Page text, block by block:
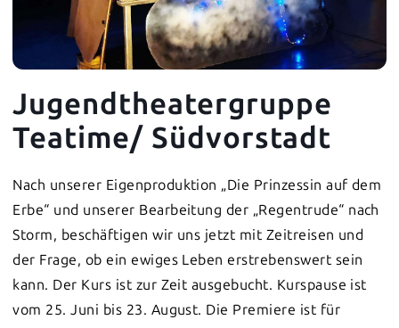
Jugendtheatergruppe
Teatime/ Südvorstadt
Nach unserer Eigenproduktion „Die Prinzessin auf dem
Erbe“ und unserer Bearbeitung der „Regentrude“ nach
Storm, beschäftigen wir uns jetzt mit Zeitreisen und
der Frage, ob ein ewiges Leben erstrebenswert sein
kann. Der Kurs ist zur Zeit ausgebucht. Kurspause ist
vom 25. Juni bis 23. August. Die Premiere ist für